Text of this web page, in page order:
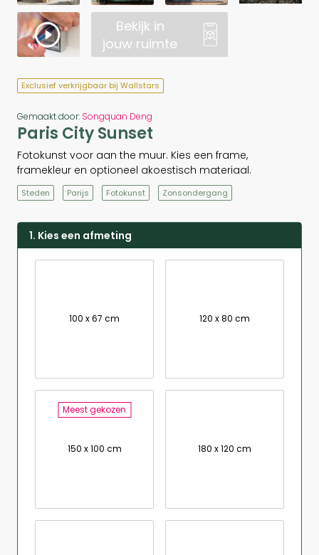
Bekijk in
jouw ruimte
Exclusief verkrijgbaar bij Wallstars
Gemaakt door: Songquan Deng
Paris City Sunset
Fotokunst voor aan the muur. Kies een frame,
framekleur en optioneel akoestisch materiaal.
Steden Parijs Fotokunst Zonsondergang
1. Kies een afmeting
100 x 67 cm 120 x 80 cm
Meest gekozen
150 x 100 cm 180 x 120 cm